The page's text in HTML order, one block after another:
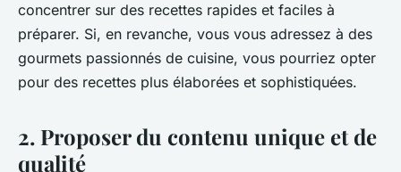
concentrer sur des recettes rapides et faciles à
préparer. Si, en revanche, vous vous adressez à des
gourmets passionnés de cuisine, vous pourriez opter
pour des recettes plus élaborées et sophistiquées.
2. Proposer du contenu unique et de
qualité